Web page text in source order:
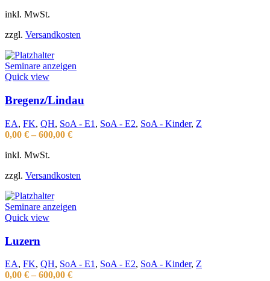
inkl. MwSt.
zzgl. Versandkosten
Seminare anzeigen
Quick view
Bregenz/Lindau
EA, FK, QH, SoA - E1 , SoA - E2, SoA - Kinder, Z
0,00 € – 600,00 €
inkl. MwSt.
zzgl. Versandkosten
Seminare anzeigen
Quick view
Luzern
EA, FK, QH, SoA - E1 , SoA - E2, SoA - Kinder, Z
0,00 € – 600,00 €